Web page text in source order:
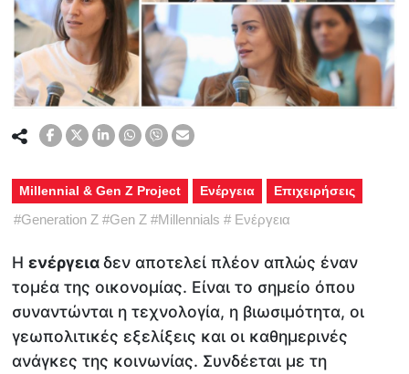
Millennial & Gen Z Project Ενέργεια Επιχειρήσεις
#Generation Z #Gen Z #Millennials # Ενέργεια
Ηενέργειαδεν αποτελεί πλέον απλώς έναν
τομέα της οικονομίας. Είναι το σημείο όπου
συναντώνται η τεχνολογία, η βιωσιμότητα, οι
γεωπολιτικές εξελίξεις και οι καθημερινές
ανάγκες της κοινωνίας. Συνδέεται με τη